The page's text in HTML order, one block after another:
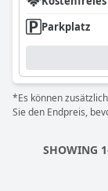
Parkplatz
*Es können
Sie den Endpreis,
SHOWING